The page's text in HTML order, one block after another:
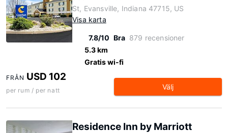
St, Evansville, Indiana 47715, US
Visa karta
7.8/10 Bra 879 recensioner
5.3 km
Gratis wi-fi
FRÅN USD 102
per rum / per natt Välj
Residence Inn by Marriott